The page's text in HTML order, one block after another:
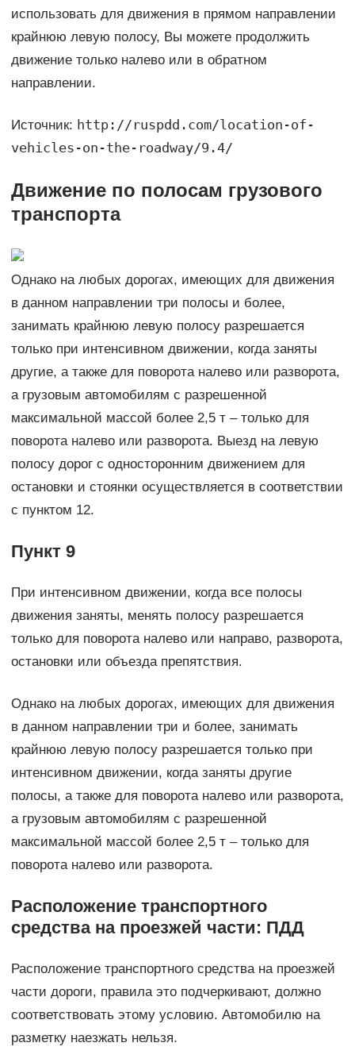
использовать для движения в прямом направлении
крайнюю левую полосу, Вы можете продолжить
движение только налево или в обратном
направлении.
Источник: http://ruspdd.com/location-of-
vehicles-on-the-roadway/9.4/
Движение по полосам грузового
транспорта
Однако на любых дорогах, имеющих для движения
в данном направлении три полосы и более,
занимать крайнюю левую полосу разрешается
только при интенсивном движении, когда заняты
другие, а также для поворота налево или разворота,
а грузовым автомобилям с разрешенной
максимальной массой более 2,5 т – только для
поворота налево или разворота. Выезд на левую
полосу дорог с односторонним движением для
остановки и стоянки осуществляется в соответствии
с пунктом 12.
Пункт 9
При интенсивном движении, когда все полосы
движения заняты, менять полосу разрешается
только для поворота налево или направо, разворота,
остановки или объезда препятствия.
Однако на любых дорогах, имеющих для движения
в данном направлении три и более, занимать
крайнюю левую полосу разрешается только при
интенсивном движении, когда заняты другие
полосы, а также для поворота налево или разворота,
а грузовым автомобилям с разрешенной
максимальной массой более 2,5 т – только для
поворота налево или разворота.
Расположение транспортного
средства на проезжей части: ПДД
Расположение транспортного средства на проезжей
части дороги, правила это подчеркивают, должно
соответствовать этому условию. Автомобилю на
разметку наезжать нельзя.